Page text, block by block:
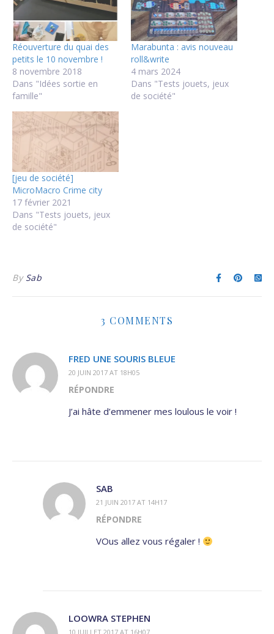
Réouverture du quai des
petits le 10 novembre !
8 novembre 2018
Dans "Idées sortie en
famille"
Marabunta : avis nouveau
roll&write
4 mars 2024
Dans "Tests jouets, jeux
de société"
[jeu de société]
MicroMacro Crime city
17 février 2021
Dans "Tests jouets, jeux
de société"
By Sab
3 COMMENTS
FRED UNE SOURIS BLEUE
20 JUIN 2017 AT 18H05
RÉPONDRE
J’ai hâte d’emmener mes loulous le voir !
SAB
21 JUIN 2017 AT 14H17
RÉPONDRE
VOus allez vous régaler !
LOOWRA STEPHEN
10 JUILLET 2017 AT 16H07